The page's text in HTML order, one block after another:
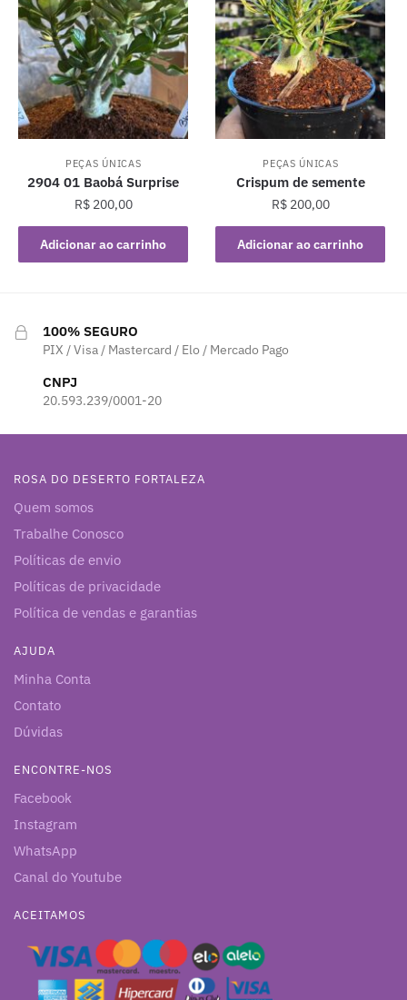
PEÇAS ÚNICAS
2904 01 Baobá Surprise
R$200,00
Adicionar ao carrinho
PEÇAS ÚNICAS
Crispum de semente
R$200,00
Adicionar ao carrinho
100% SEGURO
PIX / Visa / Mastercard / Elo / Mercado Pago
CNPJ
20.593.239/0001-20
ROSA DO DESERTO FORTALEZA
Quem somos
Trabalhe Conosco
Políticas de envio
Políticas de privacidade
Política de vendas e garantias
AJUDA
Minha Conta
Contato
Dúvidas
ENCONTRE-NOS
Facebook
Instagram
WhatsApp
Canal do Youtube
ACEITAMOS